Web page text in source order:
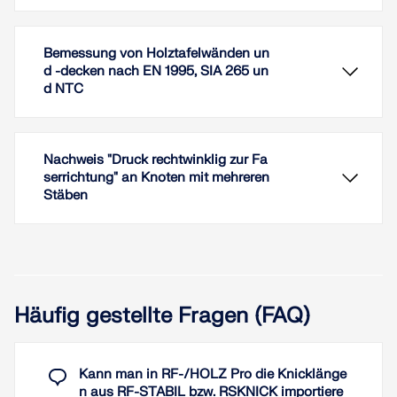
Normen NDS und SDPWS sowie der kanadischen
Norm CSA O86 bemessen.
Es lassen sich einzelne Wände oder ganze 3D-
Strukturen (auch Hybridkonstruktionen) berechnen.
Bemessung von Holztafelwänden un
d -decken nach EN 1995, SIA 265 un
d NTC
Mit Hilfe von RFEM 6 und dem Add-On
Holzbemessung können Sie Balkenscheiben und
Nachweis "Druck rechtwinklig zur Fa
serrichtung" an Knoten mit mehreren
Stäben
Häufig gestellte Fragen (FAQ)
Kann man in RF-/HOLZ Pro die Knicklänge
n aus RF-STABIL bzw. RSKNICK importiere